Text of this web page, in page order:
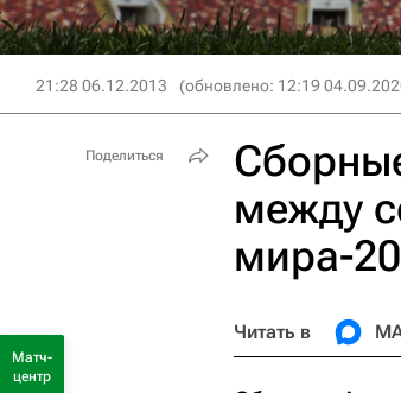
21:28 06.12.2013 (обновлено: 12:19
между
мира-
Читать в
Поделиться
Матч-
центр